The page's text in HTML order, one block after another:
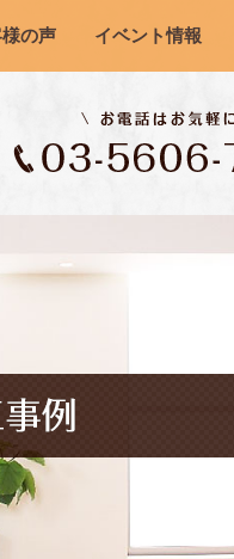
の声 イベント情報